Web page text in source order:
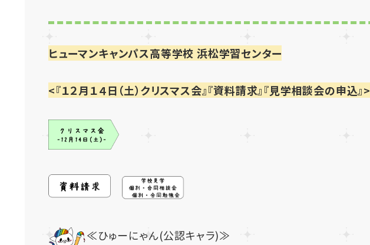
ヒューマンキャンパス高等学校 浜松学習センター
<『１２月１４日（土）クリスマス会』『資料請求』『見学相談会の申込』>
≪ひゅーにゃん(公認キャラ)≫